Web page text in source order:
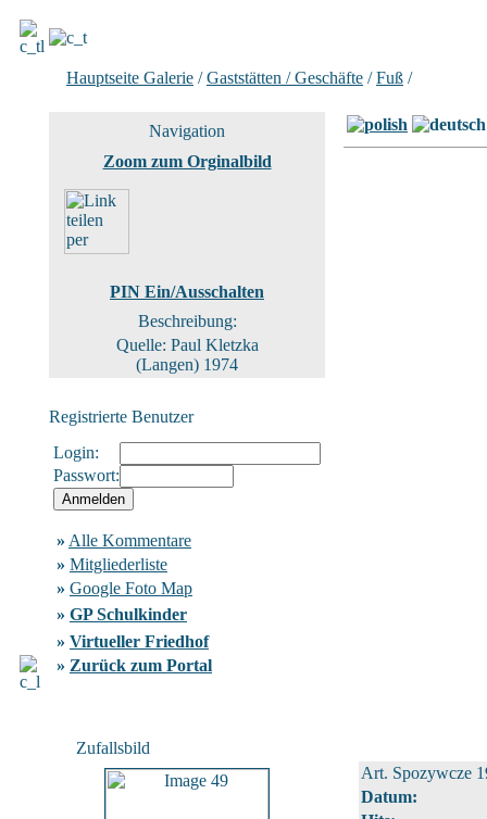
Hauptseite Galerie /Gaststätten / Geschäfte /Fuß /
Navigation
Zoom zum Orginalbild
PIN Ein/Ausschalten
Beschreibung:
Quelle: Paul Kletzka
(Langen) 1974
Registrierte Benutzer
Login:
Passwort:
» Alle Kommentare
» Mitgliederliste
» Google Foto Map
» GP Schulkinder
» Virtueller Friedhof
» Zurück zum Portal
Zufallsbild
Art. Spozywcze
Datum: